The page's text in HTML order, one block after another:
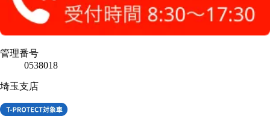
管理番号
0538018
埼玉支店